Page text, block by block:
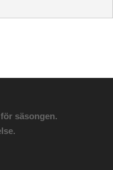
säsongen.